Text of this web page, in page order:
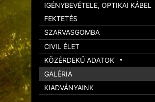
IGÉNYBEVÉTELE, OPTIKAI KÁBEL
FEKTETÉS
SZARVASGOMBA
CIVIL ÉLET
KÖZÉRDEKŰ ADATOK
GALÉRIA
KIADVÁNYAINK